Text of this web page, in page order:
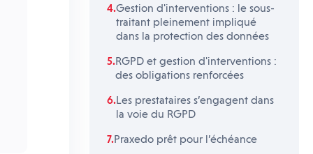
Gestion d'interventions : le sous-
traitant pleinement impliqué
dans la protection des données
RGPD et gestion d'interventions :
des obligations renforcées
Les prestataires s’engagent dans
la voie du RGPD
Praxedo prêt pour l’échéance